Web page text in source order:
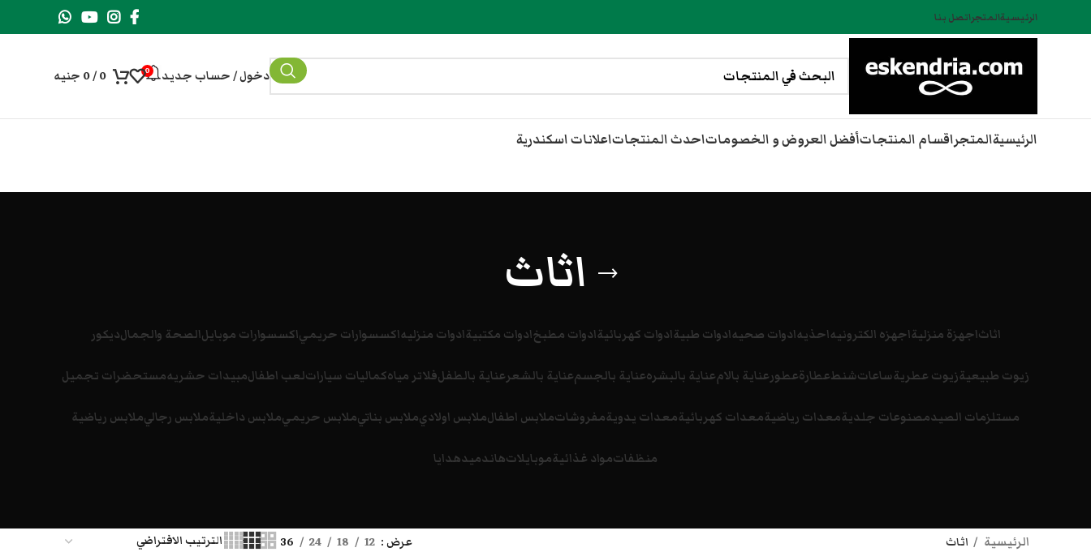
الرئيسيةالمتجراتصل بنا
دخول / حساب جديد 0
0
/
0 جنيه
الرئيسيةالمتجراقسام المنتجاتأفضل العروض و الخصوماتاحدث المنتجاتاعلانات اسكندرية
اثاث
اثاثاجهزة منزليةاجهزه الكترونيهاحذيهادوات صحيهادوات طبيةادوات كهربائيةادوات مطبخادوات مكتبيةادوات منزليهاكسسوارات حريمياكسسوارات موبايلالصحة والجمالديكور
زيوت طبيعيةزيوت عطريةساعاتشنطعطارةعطورعناية بالامعناية بالبشرهعناية بالجسمعناية بالشعرعناية بالطفلفلاتر مياهكماليات سياراتلعب اطفالمبيدات حشريهمستحضرات تجميل
مستلزمات الصيدمصنوعات جلديةمعدات رياضيةمعدات كهربائيةمعدات يدويةمفروشاتملابس اطفالملابس اولاديملابس بناتيملابس حريميملابس داخليةملابس رجاليملابس رياضية
منظفاتمواد غذائيةموبايلاتهاندميدهدايا
الرئيسية اثاث عرض 12
18
24
36